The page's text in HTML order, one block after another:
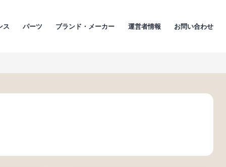
ス パーツ ブランド・メーカー 運営者情報 お問い合わせ